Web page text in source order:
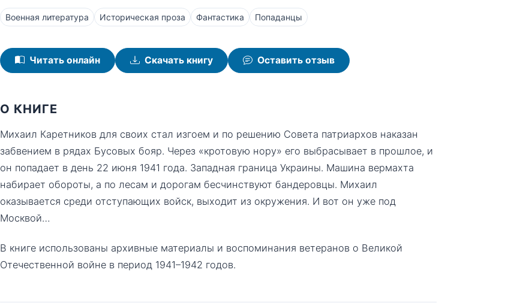
Военная литература Историческая проза Фантастика Попаданцы
Читать онлайн Скачать книгу Оставить отзыв
О КНИГЕ
Михаил Каретников для своих стал изгоем и по решению Совета патриархов наказан
забвением в рядах Бусовых бояр. Через «кротовую нору» его выбрасывает в прошлое, и
он попадает в день 22 июня 1941 года. Западная граница Украины. Машина вермахта
набирает обороты, а по лесам и дорогам бесчинствуют бандеровцы. Михаил
оказывается среди отступающих войск, выходит из окружения. И вот он уже под
Москвой…
В книге использованы архивные материалы и воспоминания ветеранов о Великой
Отечественной войне в период 1941–1942 годов.